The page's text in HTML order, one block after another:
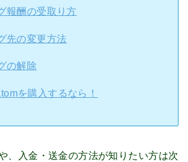
報酬の受取り方
先の変更方法
の解除
を購入するなら！
、入金・送金の方法が知りたい方は次